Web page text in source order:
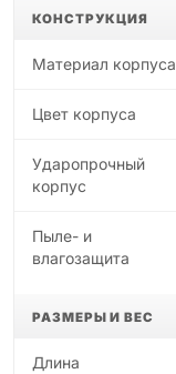
КОНСТРУКЦИЯ
Материал корпуса
Цвет корпуса
Ударопрочный
корпус
Пыле- и
влагозащита
РАЗМЕРЫ И ВЕС
Длина